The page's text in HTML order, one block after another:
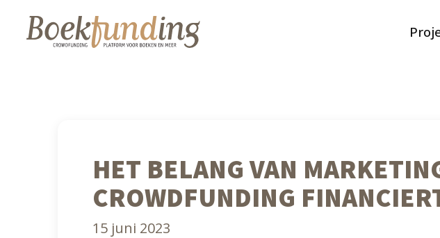
HET BELANG VAN
CROWDFUNDING
15 juni 2023